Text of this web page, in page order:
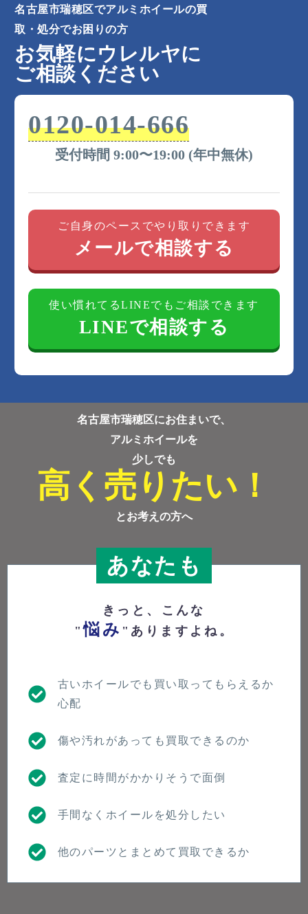
名古屋市瑞穂区でアルミホイールの買
取・処分でお困りの方
お気軽にウレルヤに
ご相談ください
0120-014-666
受付時間 9:00〜19:00 (年中無休)
ご自身のペースでやり取りできます
メールで相談する
使い慣れてるLINEでもご相談できます
LINEで相談する
名古屋市瑞穂区にお住まいで、
アルミホイールを
少しでも
高く売りたい！
とお考えの方へ
あなたも
きっと、こんな
"悩み "ありますよね。
古いホイールでも買い取ってもらえるか
心配
傷や汚れがあっても買取できるのか
査定に時間がかかりそうで面倒
手間なくホイールを処分したい
他のパーツとまとめて買取できるか